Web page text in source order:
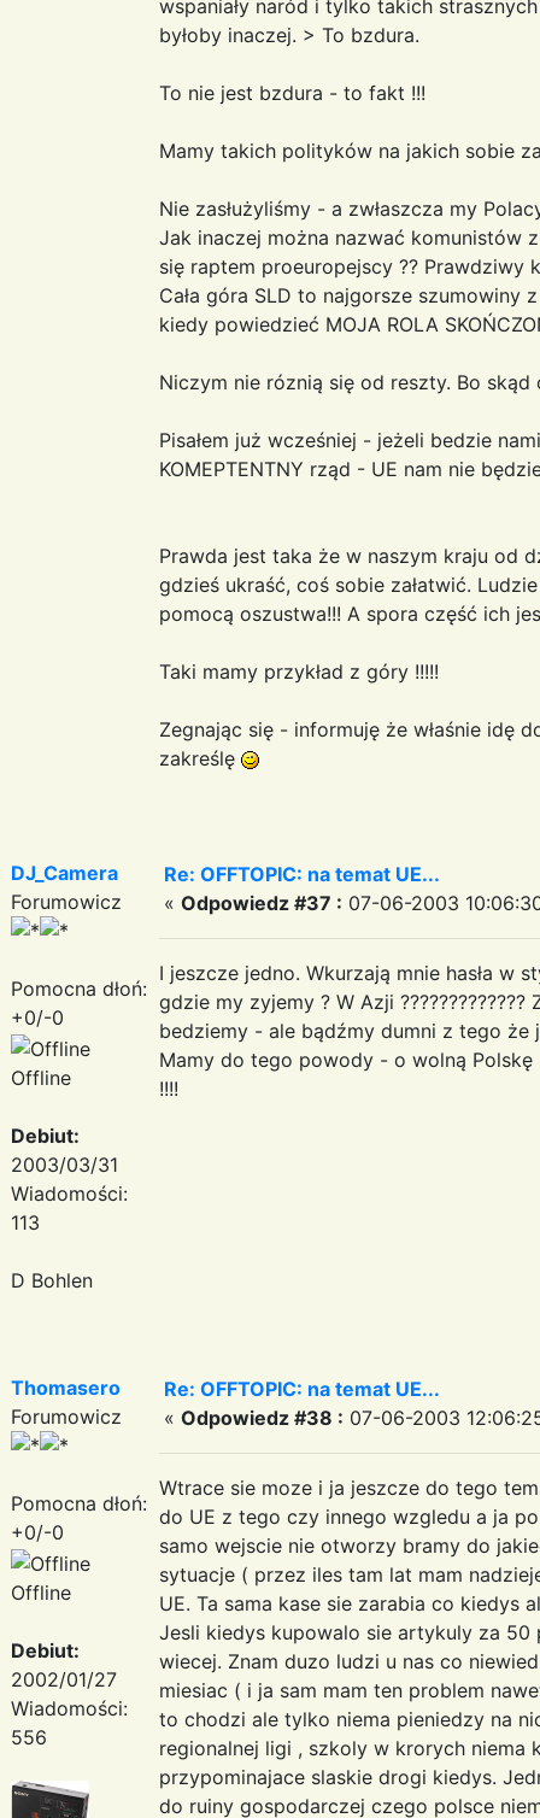
wspaniały naród i tylko takich
byłoby inaczej. > To bzdura.
To nie jest bzdura - to fakt !!!
Mamy takich polityków na jakich sobie
Nie zasłużyliśmy - a zwłaszcza my
Jak inaczej można nazwać komunistów
się raptem proeuropejscy ?? Prawdziwy
Cała góra SLD to najgorsze szumowiny
kiedy powiedzieć MOJA ROLA
Niczym nie róznią się od reszty. Bo skąd
Pisałem już wcześniej - jeżeli bedzie
KOMEPTENTNY rząd - UE nam nie
Prawda jest taka że w naszym kraju od
gdzieś ukraść, coś sobie załatwić.
pomocą oszustwa!!! A spora część ich
Taki mamy przykład z góry !!!!!
Zegnając się - informuję że właśnie idę
zakreślę
DJ_Camera
Forumowicz
Pomocna dłoń:
+0/-0
Offline
Debiut:
2003/03/31
Wiadomości:
113
D Bohlen
Re: OFFTOPIC: na temat UE...
« Odpowiedz #37 : 07-06-2003
I jeszcze jedno. Wkurzają mnie hasła w
gdzie my zyjemy ? W Azji
bedziemy - ale bądźmy dumni z tego że
Mamy do tego powody - o wolną
!!!!
Thomasero
Forumowicz
Pomocna dłoń:
+0/-0
Offline
Debiut:
2002/01/27
Wiadomości:
556
Re: OFFTOPIC: na temat UE...
« Odpowiedz #38 : 07-06-2003
Wtrace sie moze i ja jeszcze do tego
do UE z tego czy innego wzgledu a ja
samo wejscie nie otworzy bramy do
sytuacje ( przez iles tam lat mam
UE. Ta sama kase sie zarabia co kiedys
Jesli kiedys kupowalo sie artykuly za
wiecej. Znam duzo ludzi u nas co
miesiac ( i ja sam mam ten problem
to chodzi ale tylko niema pieniedzy na
regionalnej ligi , szkoly w krorych niema
przypominajace slaskie drogi kiedys.
do ruiny gospodarczej czego polsce